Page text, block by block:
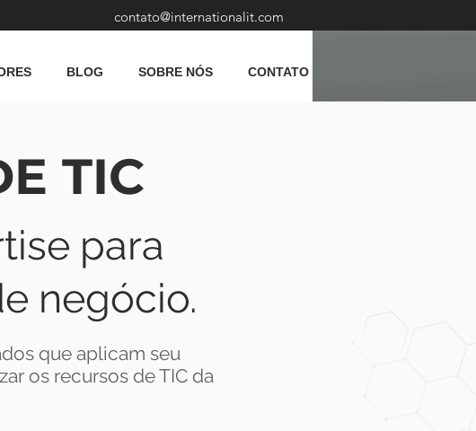
contato@internationalit.com
BLOG SOBRE NÓS CONTATO
TIC
para
negócio.
que aplicam seu
os recursos de TIC da